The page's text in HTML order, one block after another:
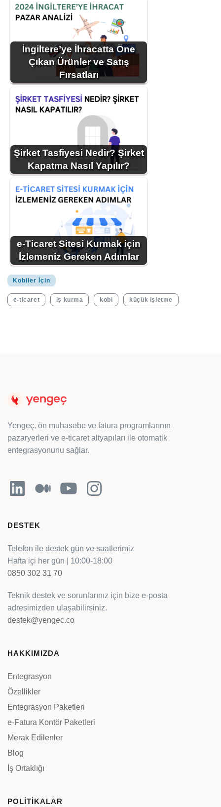
İngiltere’ye İhracatta Öne
Çıkan Ürünler ve Satış
Fırsatları
Şirket Tasfiyesi Nedir? Şirket
Kapatma Nasıl Yapılır?
e-Ticaret Sitesi Kurmak için
İzlemeniz Gereken Adımlar
Kobiler İçin
e-ticaret iş kurma kobi küçük işletme
Yengeç, ön muhasebe ve fatura programlarının
pazaryerleri ve e-ticaret altyapıları ile otomatik
entegrasyonunu sağlar.
LinkedInOrta YouTubeInstagram
DESTEK
Telefon ile destek gün ve saatlerimiz
Hafta içi her gün | 10:00-18:00
0850 302 31 70
Teknik destek ve sorunlarınız için bize e-posta
adresimizden ulaşabilirsiniz.
destek@yengec.co
HAKKIMIZDA
Entegrasyon
Özellikler
Entegrasyon Paketleri
e-Fatura Kontör Paketleri
Merak Edilenler
Blog
İş Ortaklığı
POLİTİKALAR